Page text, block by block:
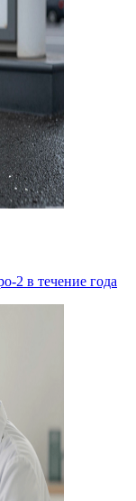
2 в течение года